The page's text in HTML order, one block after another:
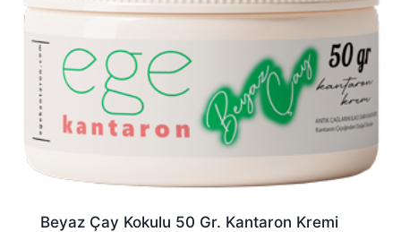
Beyaz Çay Kokulu 50 Gr. Kantaron Kremi